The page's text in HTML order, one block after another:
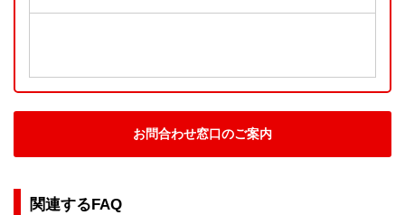
お問合わせ窓口のご案内
関連するFAQ